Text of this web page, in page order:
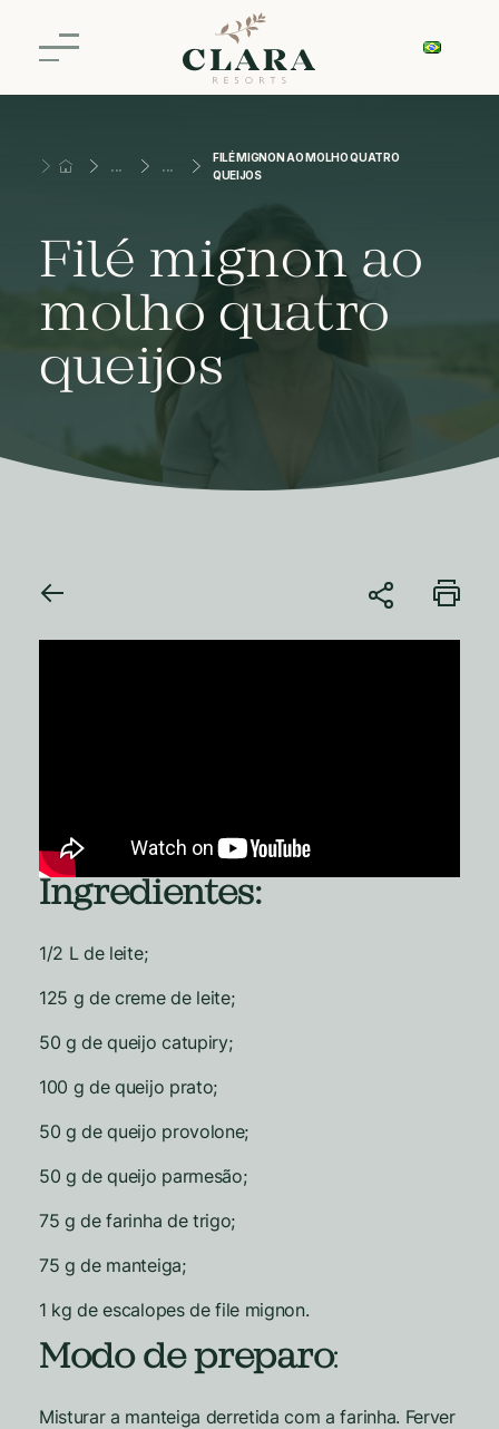
FILÉ MIGNON AO MOLHO QUATRO
QUEIJOS
Filé mignon ao
molho quatro
queijos
Ingredientes:
1/2 L de leite;
125 g de creme de leite;
50 g de queijo catupiry;
100 g de queijo prato;
50 g de queijo provolone;
50 g de queijo parmesão;
75 g de farinha de trigo;
75 g de manteiga;
1 kg de escalopes de file mignon.
Modo de preparo:
Misturar a manteiga derretida com a farinha. Ferver